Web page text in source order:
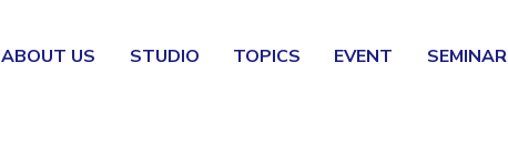
ABOUT US STUDIO TOPICS EVENT SEMINAR